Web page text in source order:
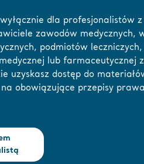
Bolero
dla profesjonalistów
zawodów medycznych,
podmiotów
lub farmaceutycznej
uzyskasz dostęp do
obowiązujące przepisy